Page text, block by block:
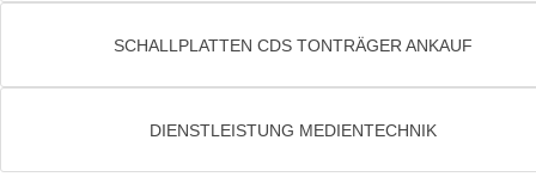
SCHALLPLATTEN CDS TONTRÄGER ANKAUF
DIENSTLEISTUNG MEDIENTECHNIK